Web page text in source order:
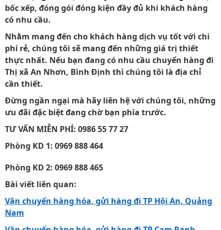
bốc xếp, đóng gói đóng kiện đầy đủ khi khách hàng
có nhu cầu.
Nhằm mang đến cho khách hàng dịch vụ tốt với chi
phí rẻ, chúng tôi sẽ mang đến những giá trị thiết
thực nhất. Nếu bạn đang có nhu cầu chuyển hàng đi
Thị xã An Nhơn, Bình Định thì chúng tôi là địa chỉ
cần thiết.
Đừng ngần ngại mà hãy liên hệ với chúng tôi, những
ưu đãi đặc biệt đang chờ bạn phía trước.
TƯ VẤN MIỄN PHÍ: 0986 55 77 27
Phòng KD 1: 0969 888 464
Phòng KD 2: 0969 888 465
Bài viết liên quan:
Vận chuyển hàng hóa, gửi hàng đi TP Hội An, Quảng
Nam